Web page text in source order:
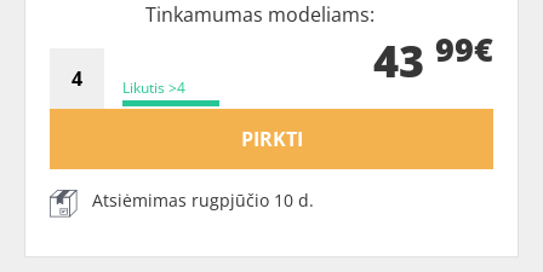
Tinkamumas modeliams:
Likutis >4 43 99€
PIRKTI
Atsiėmimas rugpjūčio 10 d.